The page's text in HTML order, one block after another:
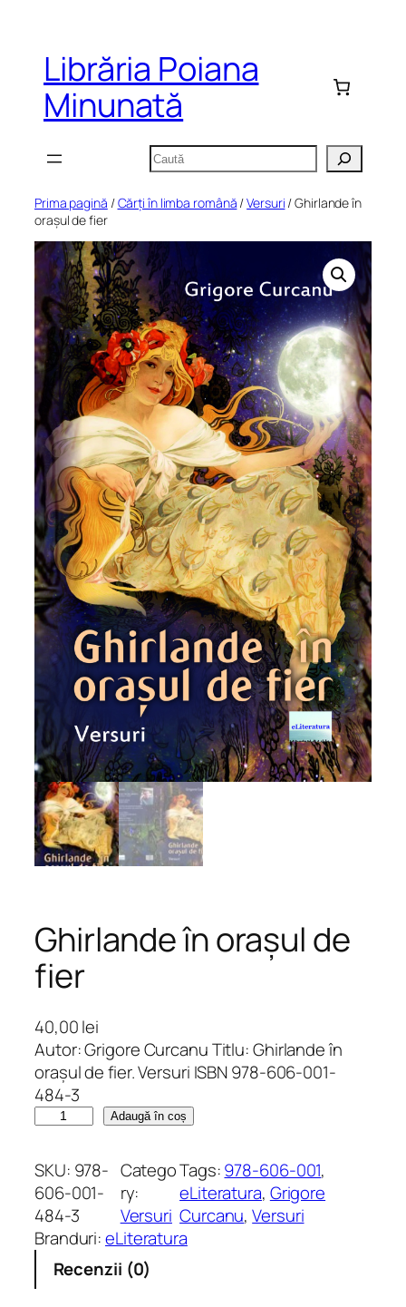
conținutLibrăria Poiana
Minunată
Caută
Prima pagină /Cărți în limba română /Versuri / Ghirlande în
orașul de fier
Ghirlande în orașul de
fier
40,00lei
Autor: Grigore Curcanu Titlu: Ghirlande în
orașul de fier. Versuri ISBN 978-606-001-
484-3
n
t
t
a
Adaugă în coș
SKU: 978-
606-001-
484-3
Catego
ry:
Versuri
Tags:978-606-001
eLiteratura, Grigore
Curcanu, Versuri
Branduri:eLiteratura
Recenzii (0)